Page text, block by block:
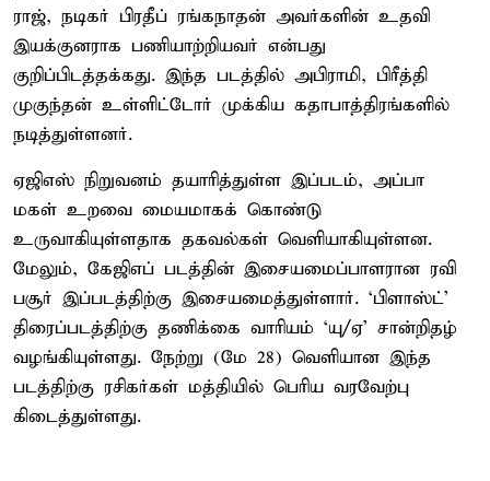
ராஜ், நடிகர் பிரதீப் ரங்கநாதன் அவர்களின் உதவி
இயக்குனராக பணியாற்றியவர் என்பது
குறிப்பிடத்தக்கது. இந்த படத்தில் அபிராமி, பிரீத்தி
முகுந்தன் உள்ளிட்டோர் முக்கிய கதாபாத்திரங்களில்
நடித்துள்ளனர்.
ஏஜிஎஸ் நிறுவனம் தயாரித்துள்ள இப்படம், அப்பா –
மகள் உறவை மையமாகக் கொண்டு
உருவாகியுள்ளதாக தகவல்கள் வெளியாகியுள்ளன.
மேலும், கேஜிஎப் படத்தின் இசையமைப்பாளரான ரவி
பசூர் இப்படத்திற்கு இசையமைத்துள்ளார். ‘பிளாஸ்ட்’
திரைப்படத்திற்கு தணிக்கை வாரியம் ‘யு/ஏ’ சான்றிதழ்
வழங்கியுள்ளது. நேற்று (மே 28) வெளியான இந்த
படத்திற்கு ரசிகர்கள் மத்தியில் பெரிய வரவேற்பு
கிடைத்துள்ளது.